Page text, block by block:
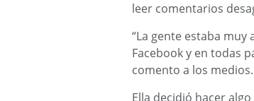
leer comentarios
“La gente estaba
Facebook y en todas
comento a los medios.
Ella decidió hacer